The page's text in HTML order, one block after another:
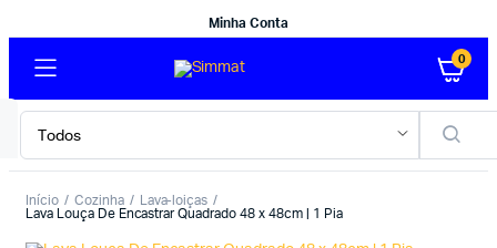
Minha Conta
0
Início Cozinha
Lava-loiças
Lava Louça De Encastrar Quadrado 48 x 48cm | 1 Pia